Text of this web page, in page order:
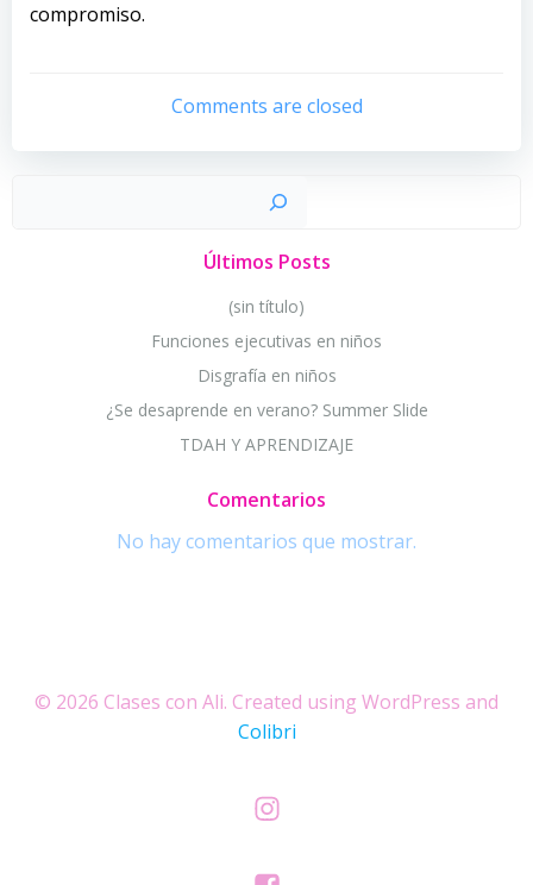
compromiso.
Comments are closed
Últimos Posts
(sin título)
Funciones ejecutivas en niños
Disgrafía en niños
¿Se desaprende en verano? Summer Slide
TDAH Y APRENDIZAJE
Comentarios
No hay comentarios que mostrar.
© 2026 Clases con Ali. Created using WordPress and
Colibri